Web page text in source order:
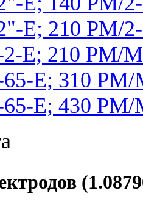
E; 210 PM/
E; 210 PM/
E; 310 PM/
E; 430 PM/